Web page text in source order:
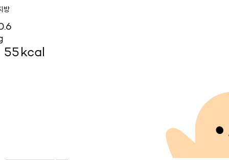
방
55kcal